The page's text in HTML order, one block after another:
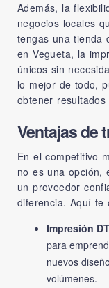
Además, la
negocios locales
tengas una tienda
en Vegueta, la
únicos sin
lo mejor de todo,
obtener
Ventajas de
En el competitivo
no es una opción,
un proveedor
diferencia. Aquí te
Impresión
para
nuevos
volúmenes.